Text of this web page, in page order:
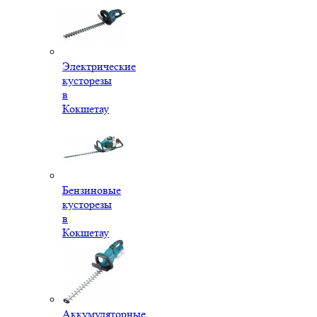
Электрические
кусторезы
в
Кокшетау
Бензиновые
кусторезы
в
Кокшетау
Аккумуляторные